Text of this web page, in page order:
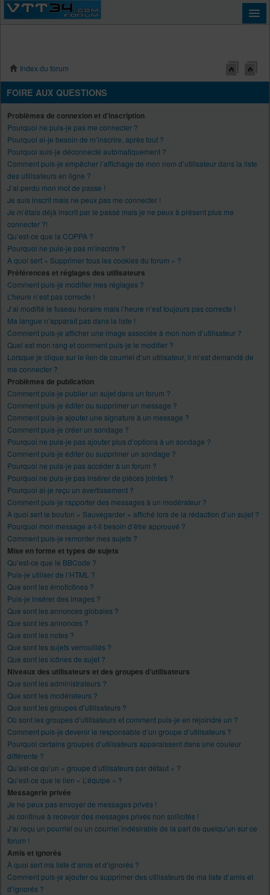
Index du forum
FOIRE AUX QUESTIONS
Problèmes de connexion et d’inscription
Pourquoi ne puis-je pas me connecter ?
Pourquoi ai-je besoin de m’inscrire, après tout ?
Pourquoi suis-je déconnecté automatiquement ?
Comment puis-je empêcher l’affichage de mon nom d’utilisateur dans la liste
des utilisateurs en ligne ?
J’ai perdu mon mot de passe !
Je suis inscrit mais ne peux pas me connecter !
Je m’étais déjà inscrit par le passé mais je ne peux à présent plus me
connecter ?!
Qu’est-ce que la COPPA ?
Pourquoi ne puis-je pas m’inscrire ?
À quoi sert « Supprimer tous les cookies du forum » ?
Préférences et réglages des utilisateurs
Comment puis-je modifier mes réglages ?
L’heure n’est pas correcte !
J’ai modifié le fuseau horaire mais l’heure n’est toujours pas correcte !
Ma langue n’apparaît pas dans la liste !
Comment puis-je afficher une image associée à mon nom d’utilisateur ?
Quel est mon rang et comment puis-je le modifier ?
Lorsque je clique sur le lien de courriel d’un utilisateur, il m’est demandé de
me connecter ?
Problèmes de publication
Comment puis-je publier un sujet dans un forum ?
Comment puis-je éditer ou supprimer un message ?
Comment puis-je ajouter une signature à un message ?
Comment puis-je créer un sondage ?
Pourquoi ne puis-je pas ajouter plus d’options à un sondage ?
Comment puis-je éditer ou supprimer un sondage ?
Pourquoi ne puis-je pas accéder à un forum ?
Pourquoi ne puis-je pas insérer de pièces jointes ?
Pourquoi ai-je reçu un avertissement ?
Comment puis-je rapporter des messages à un modérateur ?
À quoi sert le bouton « Sauvegarder » affiché lors de la rédaction d’un sujet ?
Pourquoi mon message a-t-il besoin d’être approuvé ?
Comment puis-je remonter mes sujets ?
Mise en forme et types de sujets
Qu’est-ce que le BBCode ?
Puis-je utiliser de l’HTML ?
Que sont les émoticônes ?
Puis-je insérer des images ?
Que sont les annonces globales ?
Que sont les annonces ?
Que sont les notes ?
Que sont les sujets verrouillés ?
Que sont les icônes de sujet ?
Niveaux des utilisateurs et des groupes d’utilisateurs
Que sont les administrateurs ?
Que sont les modérateurs ?
Que sont les groupes d’utilisateurs ?
Où sont les groupes d’utilisateurs et comment puis-je en rejoindre un ?
Comment puis-je devenir le responsable d’un groupe d’utilisateurs ?
Pourquoi certains groupes d’utilisateurs apparaissent dans une couleur
différente ?
Qu’est-ce qu’un « groupe d’utilisateurs par défaut » ?
Qu’est-ce que le lien « L’équipe » ?
Messagerie privée
Je ne peux pas envoyer de messages privés !
Je continue à recevoir des messages privés non sollicités !
J’ai reçu un pourriel ou un courriel indésirable de la part de quelqu’un sur ce
forum !
Amis et ignorés
À quoi sert ma liste d’amis et d’ignorés ?
Comment puis-je ajouter ou supprimer des utilisateurs de ma liste d’amis et
d’ignorés ?